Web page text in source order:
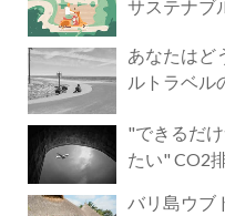
サステナブ
あなたはどう旅する
ルトラベル
"できるだ
たい" CO2
バリ島ウブ